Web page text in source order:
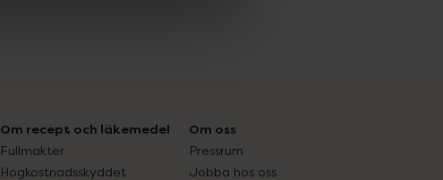
Om recept och läkemedel
Fullmakter
Högkostnadsskyddet
Om oss
Pressrum
Jobba hos oss